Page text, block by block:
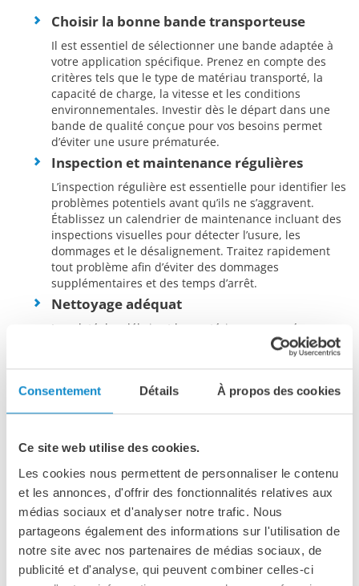
Consentement Détails À propos des cookies
Ce site web utilise des cookies.
Les cookies nous permettent de personnaliser le contenu
et les annonces, d'offrir des fonctionnalités relatives aux
médias sociaux et d'analyser notre trafic. Nous
partageons également des informations sur l'utilisation de
notre site avec nos partenaires de médias sociaux, de
publicité et d'analyse, qui peuvent combiner celles-ci
Choisir la bonne bande transporteuse
Il est essentiel de sélectionner une bande adaptée à
votre application spécifique. Prenez en compte des
critères tels que le type de matériau transporté, la
capacité de charge, la vitesse et les conditions
environnementales. Investir dès le départ dans une
bande de qualité conçue pour vos besoins permet
d’éviter une usure prématurée.
Inspection et maintenance régulières
L’inspection régulière est essentielle pour identifier les
problèmes potentiels avant qu’ils ne s’aggravent.
Établissez un calendrier de maintenance incluant des
inspections visuelles pour détecter l’usure, les
dommages et le désalignement. Traitez rapidement
tout problème afin d’éviter des dommages
supplémentaires et des temps d’arrêt.
Nettoyage adéquat
La saleté, les débris et les matériaux renversés
peuvent provoquer une usure abrasive et réduire la
durée de vie de votre bande. Mettez en place un
les substances étrangères. Assurez-vous que les
Tension correcte
Une tension adaptée est essentielle au bon
fonctionnement des bandes transporteuses. Une
tension insuffisante peut provoquer des glissements,
tandis qu’une tension excessive risque d’endommager
la bande. Respectez les recommandations du
fabricant pour maintenir la bonne tension.
Alignement et guidage